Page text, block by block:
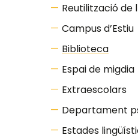
Reutilització de
Campus d’Estiu
Biblioteca
Espai de migdia
Extraescolars
Departament
Estades